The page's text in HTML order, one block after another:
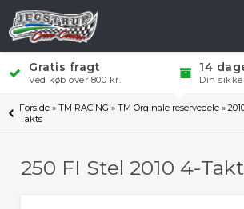
Gratis fragt
Ved køb over 800 kr.
14
Din
Forside »TM RACING »TM Orginale reservedele »
Takts
250 FI Stel 2010 4-